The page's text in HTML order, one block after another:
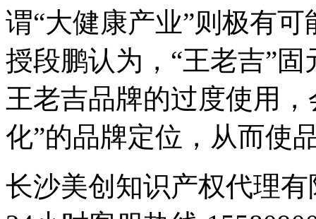
谓“大健康产业”则极有
授段鹏认为，“王老吉”
王老吉品牌的过度使用
化”的品牌定位，从而使
长沙美创知识产权代理